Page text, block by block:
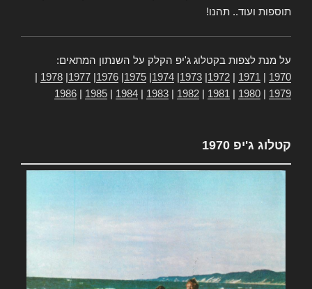
תוספות ועוד.. תהנו!
על מנת לצפות בקטלוג ג'יפ הקלק על השנתון המתאים:
1970
1971
1972
1973
1974
1975
1976
1977
1978
1979
1980
1981
1982
1983
1984
1985
1986
קטלוג ג'יפ 1970